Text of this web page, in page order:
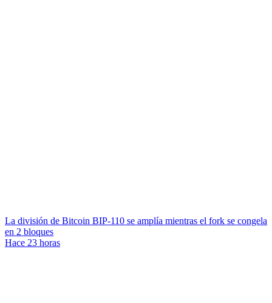
La división de Bitcoin BIP-110 se amplía mientras el fork se congela
en 2 bloques
Hace 23 horas